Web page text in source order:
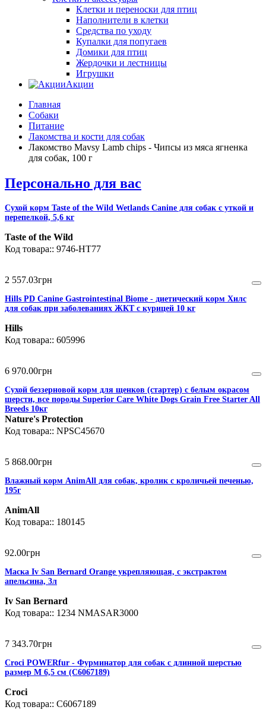
Клетки и переноски для птиц
Наполнители в клетки
Средства по уходу
Купалки для попугаев
Домики для птиц
Жердочки и лестницы
Игрушки
Акции
Главная
Собаки
Питание
Лакомства и кости для собак
Лакомство Mavsy Lamb chips - Чипсы из мяса ягненка
для собак, 100 г
Персонально для вас
Сухой корм Taste of the Wild Wetlands Canine для собак с уткой и
перепелкой, 5,6 кг
Taste of the Wild
9746-HT77
2 557.03грн
Hills PD Canine Gastrointestinal Biome - диетический корм Хилс
для собак при заболеваниях ЖКТ с курицей 10 кг
Hills
605996
6 970.00грн
Сухой беззерновой корм для щенков (стартер) с белым окрасом
шерсти, все породы Superior Care White Dogs Grain Free Starter All
Breeds 10кг
Nature's Protection
NPSC45670
5 868.00грн
Влажный корм AnimAll для собак, кролик с кроличьей печенью,
195г
AnimAll
180145
92.00грн
Маска Iv San Bernard Orange укрепляющая, с экстрактом
апельсина, 3л
Iv San Bernard
1234 NMASAR3000
7 343.70грн
Croci POWERfur - Фурминатор для собак с длинной шерстью
размер M 6,5 см (C6067189)
Croci
C6067189